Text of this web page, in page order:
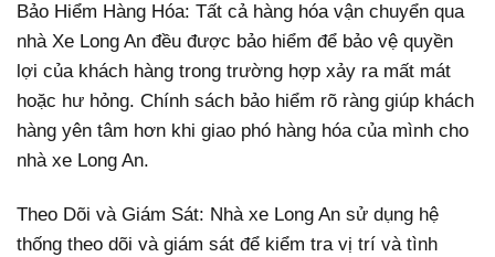
Bảo Hiểm Hàng Hóa: Tất cả hàng hóa vận chuyển qua
nhà Xe Long An đều được bảo hiểm để bảo vệ quyền
lợi của khách hàng trong trường hợp xảy ra mất mát
hoặc hư hỏng. Chính sách bảo hiểm rõ ràng giúp khách
hàng yên tâm hơn khi giao phó hàng hóa của mình cho
nhà xe Long An.
Theo Dõi và Giám Sát: Nhà xe Long An sử dụng hệ
thống theo dõi và giám sát để kiểm tra vị trí và tình